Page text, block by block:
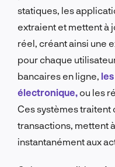
statiques, les
extraient et mettent à
réel, créant ainsi une
pour chaque
bancaires en ligne,
électronique, ou les
Ces systèmes traitent
transactions, mettent
instantanément aux